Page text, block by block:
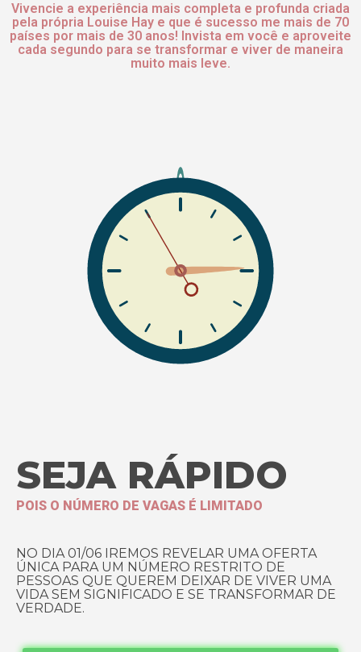
Vivencie a experiência mais completa e profunda criada
pela própria Louise Hay e que é sucesso me mais de 70
países por mais de 30 anos! Invista em você e aproveite
cada segundo para se transformar e viver de maneira
muito mais leve.
SEJA RÁPIDO
POIS O NÚMERO DE VAGAS É LIMITADO
NO DIA 01/06 IREMOS REVELAR UMA OFERTA
ÚNICA PARA UM NÚMERO RESTRITO DE
PESSOAS QUE QUEREM DEIXAR DE VIVER UMA
VIDA SEM SIGNIFICADO E SE TRANSFORMAR DE
VERDADE.